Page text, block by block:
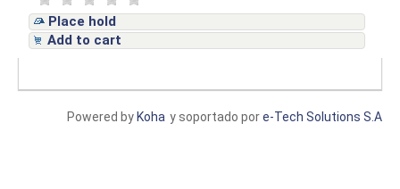
Place hold
Add to cart
y soportado pore-Tech Solutions S.A
Powered by Koha